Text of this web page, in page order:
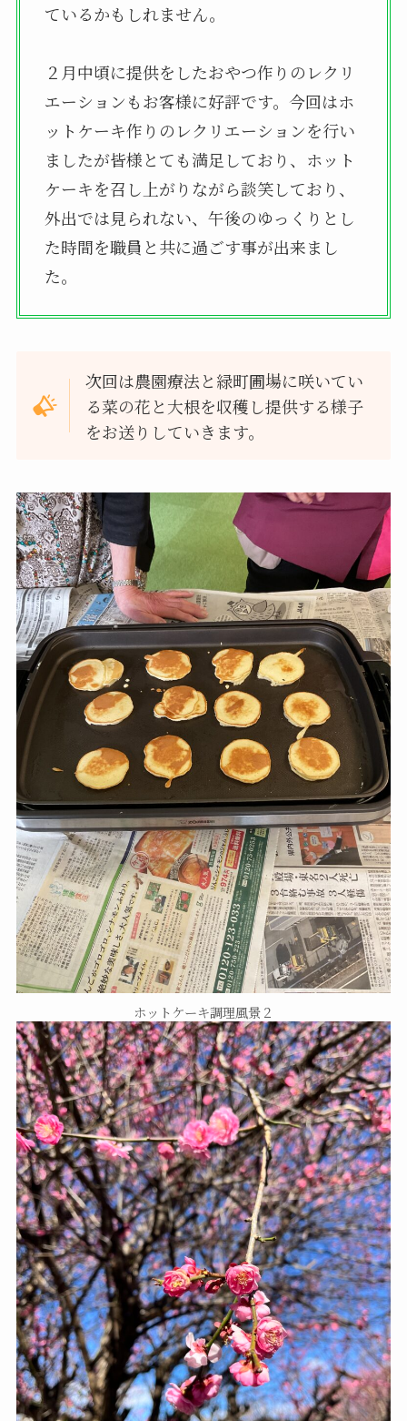
ているかもしれません。
２月中頃に提供をしたおやつ作りのレクリ
エーションもお客様に好評です。今回はホ
ットケーキ作りのレクリエーションを行い
ましたが皆様とても満足しており、ホット
ケーキを召し上がりながら談笑しており、
外出では見られない、午後のゆっくりとし
た時間を職員と共に過ごす事が出来まし
た。
次回は農園療法と緑町圃場に咲いてい
る菜の花と大根を収穫し提供する様子
をお送りしていきます。
ホットケーキ調理風景２